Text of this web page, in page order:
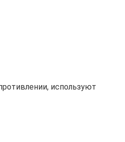
используют